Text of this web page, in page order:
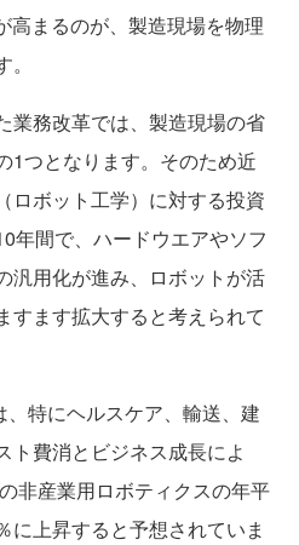
まるのが、製造現場を物理
業務改革では、製造現場の省
1つとなります。そのため近
ロボット工学）に対する投資
年間で、ハードウエアやソフ
汎用化が進み、ロボットが活
すます拡大すると考えられて
特にヘルスケア、輸送、建
ト費消とビジネス成長によ
非産業用ロボティクスの年平
に上昇すると予想されていま